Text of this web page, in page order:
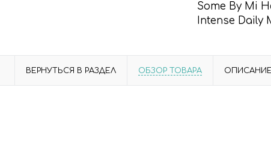
Some By Mi
Intense Daily
ВЕРНУТЬСЯ В РАЗДЕЛ ОБЗОР ТОВАРА ОПИСАНИЕ